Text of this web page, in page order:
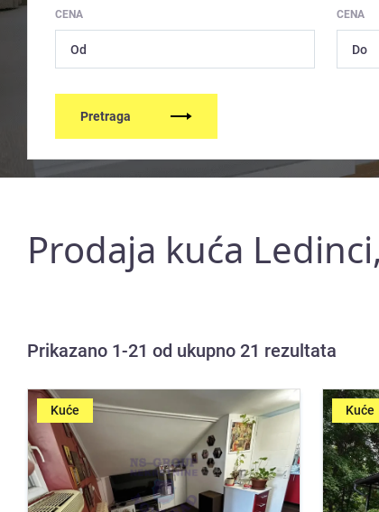
CENA CENA
Pretraga
Prodaja kuća
Prikazano 1-21 od ukupno 21 rezultata
Kuće Kuće